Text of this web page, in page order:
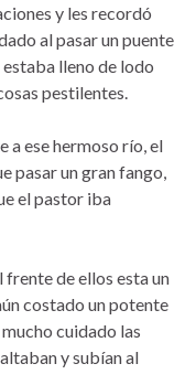
y les recordó
al pasar un puente
lleno de lodo
pestilentes.
a ese hermoso río, el
pasar un gran fango,
el pastor iba
frente de ellos esta un
costado un potente
cuidado las
y subían al